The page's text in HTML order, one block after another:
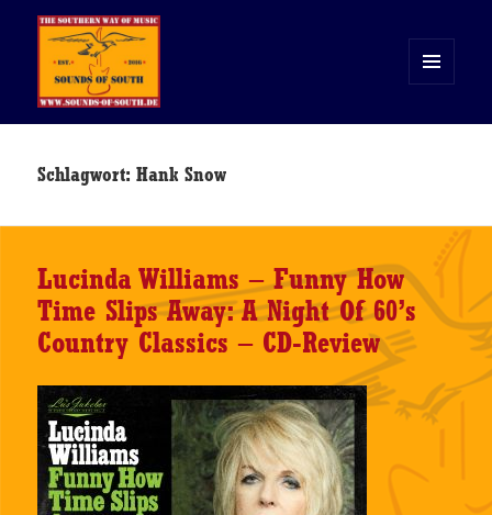
WIDGETS
Schlagwort:Hank Snow
Lucinda Williams – Funny How
Time Slips Away: A Night Of 60’s
Country Classics – CD-Review